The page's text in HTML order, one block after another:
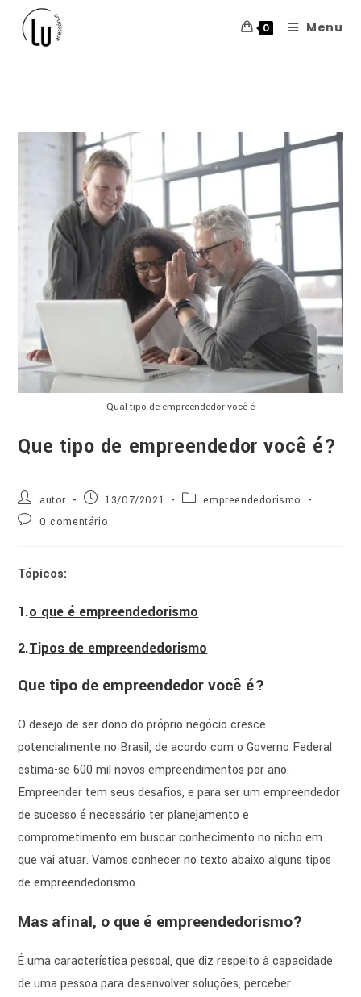
0 Menu
Blog
Qual tipo de empreendedor você é
Que tipo de empreendedor você é?
autor 13/07/2021
empreendedorismo
0 comentário
Tópicos:
1.o que é empreendedorismo
2.Tipos de empreendedorismo
Que tipo de empreendedor você é?
O desejo de ser dono do próprio negócio cresce
potencialmente no Brasil, de acordo com o Governo Federal
estima-se 600 mil novos empreendimentos por ano.
Empreender tem seus desafios, e para ser um empreendedor
de sucesso é necessário ter planejamento e
comprometimento em buscar conhecimento no nicho em
que vai atuar. Vamos conhecer no texto abaixo alguns tipos
de empreendedorismo.
Mas afinal, o que é empreendedorismo?
É uma característica pessoal, que diz respeito à capacidade
de uma pessoa para desenvolver soluções, perceber